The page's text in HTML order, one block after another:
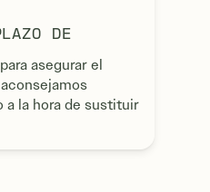
DE
asegurar el
a la hora de sustituir